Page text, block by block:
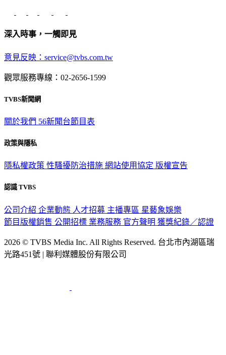
深入時事，一觸即見
意見反映：service@tvbs.com.tw
觀眾服務專線：02-2656-1599
TVBS新聞網
關於我們 56新聞台節目表
政策與隱私
隱私權政策 性騷擾防治措施 網站使用協定 版權宣告
認識 TVBS
公司介紹 企業動態 人才招募 主播專區 星藝象娛樂
節目版權銷售 公開招標 業務服務 官方聲明 獲獎紀錄／認證
2026 © TVBS Media Inc. All Rights Reserved. 台北市內湖區瑞
光路451號 | 聯利媒體股份有限公司